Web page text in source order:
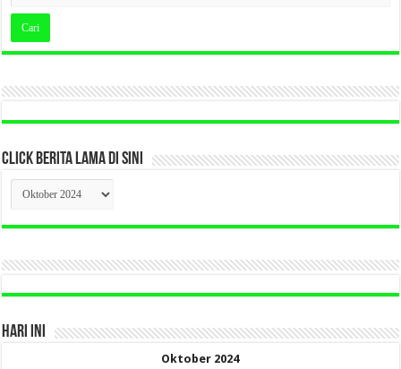
CLICK BERITA LAMA DI SINI
CLICK
BERITA
LAMA
DI
HARI INI
Oktober 2024